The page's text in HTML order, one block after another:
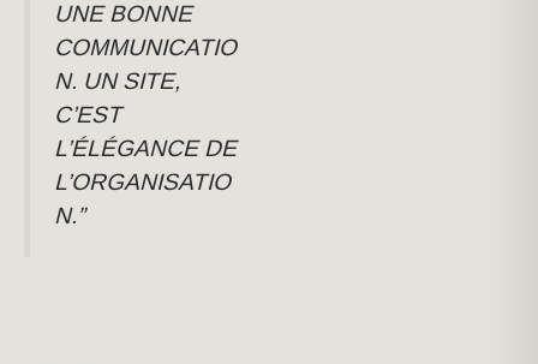
UNE BONNE
COMMUNICATIO
N. UN SITE,
C’EST
L’ÉLÉGANCE DE
L’ORGANISATIO
N.”